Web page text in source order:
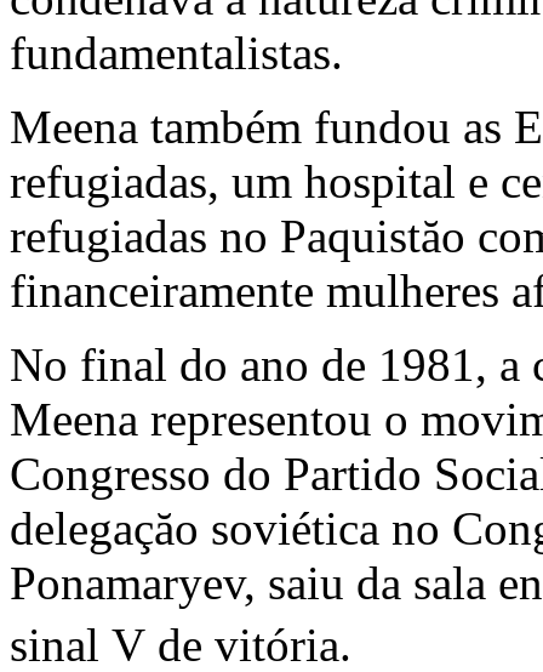
fundamentalistas.
Meena também fundou as
refugiadas, um hospital e
refugiadas no Paquistăo
financeiramente mulheres
No final do ano de 1981, a
Meena representou o
Congresso do Partido
delegaçăo soviética no
Ponamaryev, saiu da sala
sinal V de vitória.